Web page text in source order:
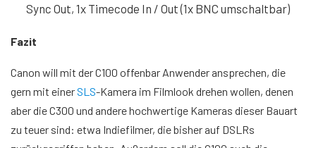
Sync Out, 1x Timecode In / Out (1x BNC umschaltbar)
Fazit
Canon will mit der C100 offenbar Anwender ansprechen, die
gern mit einerSLS-Kamera im Filmlook drehen wollen, denen
aber die C300 und andere hochwertige Kameras dieser Bauart
zu teuer sind: etwa Indiefilmer, die bisher auf DSLRs